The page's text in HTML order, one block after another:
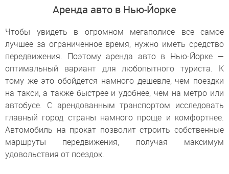
Аренда авто в Нью-Йорке
Чтобы увидеть в огромном мегаполисе все самое
лучшее за ограниченное время, нужно иметь средство
передвижения. Поэтому аренда авто в Нью-Йорке —
оптимальный вариант для любопытного туриста. К
тому же это обойдется намного дешевле, чем поездки
на такси, а также быстрее и удобнее, чем на метро или
автобусе. С арендованным транспортом исследовать
главный город страны намного проще и комфортнее.
Автомобиль на прокат позволит строить собственные
маршруты передвижения, получая максимум
удовольствия от поездок.